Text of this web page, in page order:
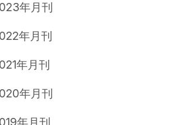
年月刊
年月刊
年月刊
年月刊